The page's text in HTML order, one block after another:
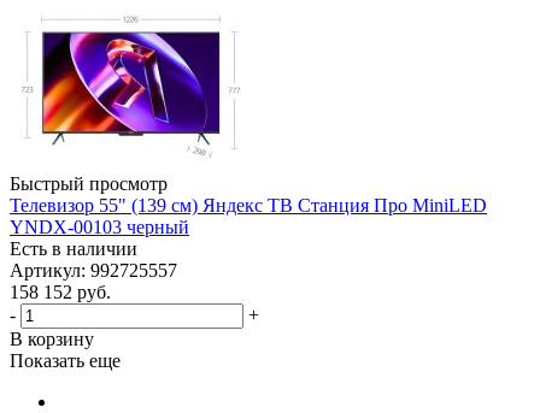
Быстрый просмотр
Телевизор 55" (139 см) Яндекс ТВ Станция Про MiniLED
YNDX-00103 черный
Есть в наличии
Артикул: 992725557
158 152 руб.
-
+
В корзину
Показать еще